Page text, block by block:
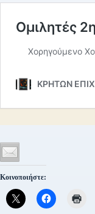
Κοινοποιήστε: